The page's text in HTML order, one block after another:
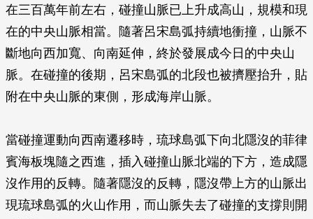
在三百萬年前左右，碰撞山脈已上升成高山，規模和現
在的中央山脈相當。隨著呂宋島弧持續地衝撞，山脈不
斷地向西加寬、向南延伸，終於發展成今日的中央山
脈。在碰撞的後期，呂宋島弧的北段也被擠壓抬升，貼
附在中央山脈的東側，形成海岸山脈。
當碰撞運動向西南遷移時，琉球島弧下向北隱沒的菲律
賓海板塊隨之西進，插入碰撞山脈北端的下方，造成隱
沒作用的反轉。隨著隱沒的反轉，隱沒帶上方的山脈出
現琉球島弧的火山作用，而山脈失去了碰撞的支撐則開